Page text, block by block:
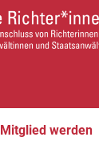
Mitglied werden